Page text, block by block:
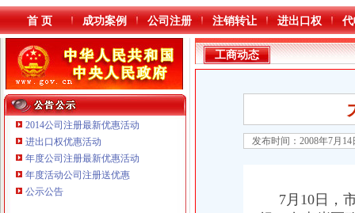
本站导航
首 页 成功案例 公司注册 注销转让 进出口权
2014公司注册最新优惠活动
进出口权优惠活动
年度公司注册最新优惠活动
年度活动公司注册送优惠
公示公告
重庆鸽牌电线电缆有限公司 渝北10010万 (进出口权)
重庆科发表面处理有限责任公司 渝北800万 （进出口权）
工商动态
发布时间：2008年7月
7月10日，市